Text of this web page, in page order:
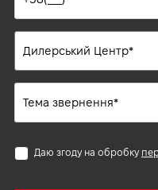
Даю згоду на обробку